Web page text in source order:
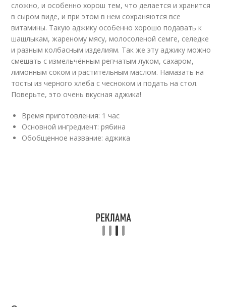
сложно, и особенно хорош тем, что делается и хранится
в сыром виде, и при этом в нем сохраняются все
витамины. Такую аджику особенно хорошо подавать к
шашлыкам, жареному мясу, молосоленой семге, селедке
и разным колбасным изделиям. Так же эту аджику можно
смешать с измельчённым репчатым луком, сахаром,
лимонным соком и растительным маслом. Намазать на
тосты из черного хлеба с чесноком и подать на стол.
Поверьте, это очень вкусная аджика!
Время приготовления: 1 час
Основной ингредиент: рябина
Обобщенное название: аджика